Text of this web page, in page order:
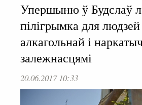
Упершыню ў Будслаў
пілігрымка для людзей
алкагольнай і
залежнасцямі
20.06.2017 10:33